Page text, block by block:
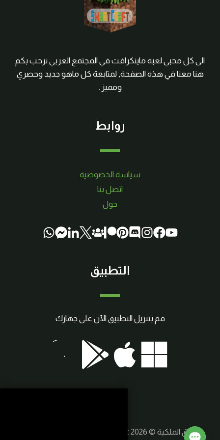
الى كل محبي لعبة ماينكرافت في المجتمع العربي نرحب بكم
هنا معنا في هذه الصفحة, لمتابعة كل ماهو جديد وحصري
ومميز .
روابط
سياسة الخصوصية
اتصل بنا
حول
التطبيق
قم بتنزيل التطبيق الآن على جهازك
حقوق الملكية © 2026 SmartCraft | صنع بواسطة